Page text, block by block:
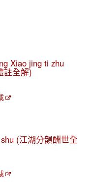
Xiao jing ti zhu
註全解)
(江湖分韻酬世全